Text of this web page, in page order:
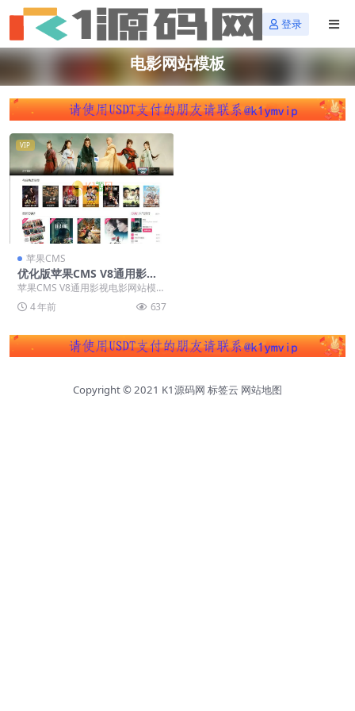
登录
电影网站模板
VIP
苹果CMS
优化版苹果CMS V8通用影视
电影网站模板下载【亲测源
码】
苹果CMS V8通用影视电影网站模
板，这次分享的是优化版，亲测该
影视网站模板非常...
4 年前 637
Copyright © 2021 K1源码网 标签云 网站地图